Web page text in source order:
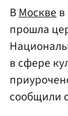
ВМоскве
прошла
в сфере
сообщили